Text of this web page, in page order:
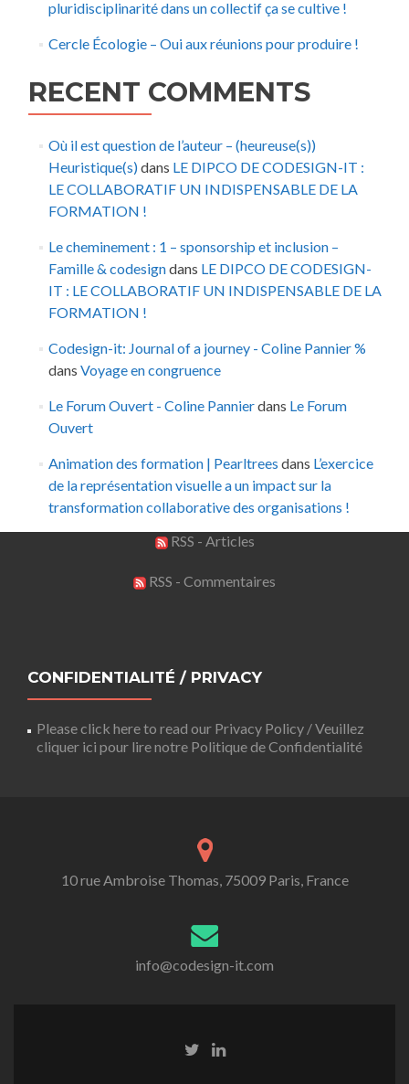
pluridisciplinarité dans un collectif ça se cultive !
Cercle Écologie – Oui aux réunions pour produire !
RECENT COMMENTS
Où il est question de l’auteur – (heureuse(s))
Heuristique(s)dans LE DIPCO DE CODESIGN-IT :
LE COLLABORATIF UN INDISPENSABLE DE LA
FORMATION !
Le cheminement : 1 – sponsorship et inclusion –
Famille & codesigndans LE DIPCO DE CODESIGN-
IT : LE COLLABORATIF UN INDISPENSABLE DE LA
FORMATION !
Codesign-it: Journal of a journey - Coline Pannier %
dans Voyage en congruence
Le Forum Ouvert - Coline Pannierdans Le Forum
Ouvert
Animation des formation | Pearltrees dans L’exercice
de la représentation visuelle a un impact sur la
transformation collaborative des organisations !
RSS - Articles
RSS - Commentaires
CONFIDENTIALITÉ / PRIVACY
Please click here to read our Privacy Policy / Veuillez
cliquer ici pour lire notre Politique de Confidentialité
10 rue Ambroise Thomas, 75009 Paris, France
info@codesign-it.com